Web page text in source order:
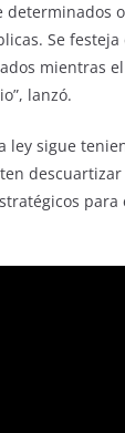
determinados
Se festeja
mientras
lanzó.
ley sigue
descuartizar